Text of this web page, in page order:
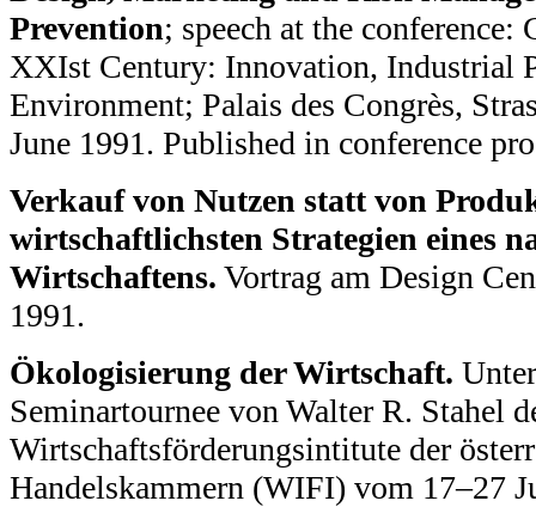
Prevention; speech at the conference:
XXIst Century: Innovation, Industrial
Environment; Palais des Congrès,
June 1991. Published in conference
Verkauf von Nutzen statt von
wirtschaftlichsten Strategien eines
Wirtschaftens. Vortrag am Design
1991.
Ökologisierung der Wirtschaft.
Seminartournee von Walter R. Stahel
Wirtschaftsförderungsintitute der
Handelskammern (WIFI) vom 17–27